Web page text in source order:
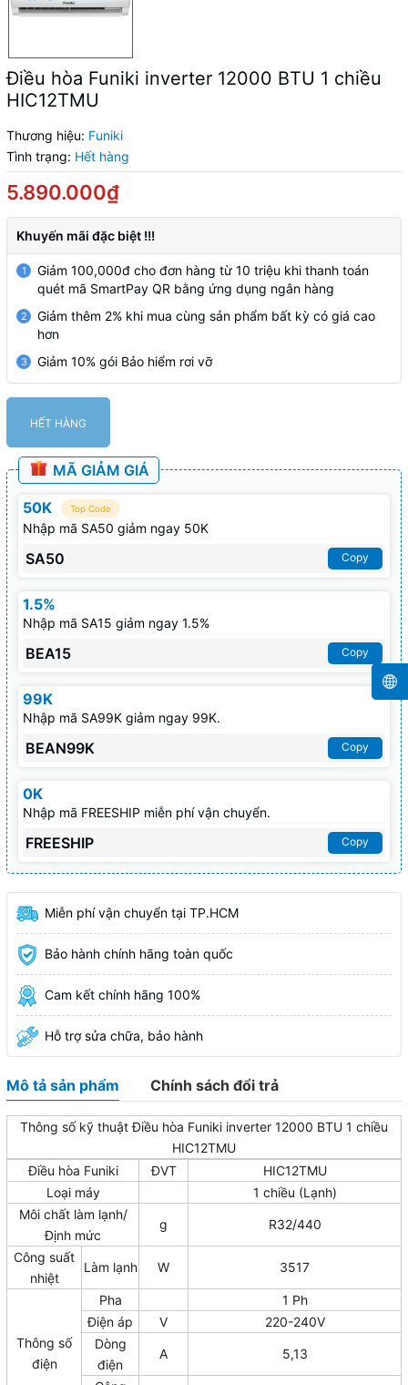
Điều hòa Funiki inverter 12000 BTU 1 chiều
HIC12TMU
Thương hiệu: Funiki
Tình trạng: Hết hàng
5.890.000₫
Khuyến mãi đặc biệt !!!
1
Giảm 100,000đ cho đơn hàng từ 10 triệu khi thanh toán
quét mã SmartPay QR bằng ứng dụng ngân hàng
2
Giảm thêm 2% khi mua cùng sản phẩm bất kỳ có giá cao
hơn
3 Giảm 10% gói Bảo hiểm rơi vỡ
HẾT HÀNG
MÃ GIẢM GIÁ
50K Top Code
Nhập mã SA50 giảm ngay 50K
SA50 Copy
1.5%
Nhập mã SA15 giảm ngay 1.5%
BEA15 Copy
99K
Nhập mã SA99K giảm ngay 99K.
BEAN99K Copy
0K
Nhập mã FREESHIP miễn phí vận chuyển.
FREESHIP Copy
Miễn phí vận chuyển tại TP.HCM
Bảo hành chính hãng toàn quốc
Cam kết chính hãng 100%
Hỗ trợ sửa chữa, bảo hành
Mô tả sản phẩm Chính sách đổi trả
Thông số kỹ thuật Điều hòa Funiki inverter 12000 BTU 1 chiều
HIC12TMU
Điều hòa Funiki
ĐVT
HIC12TMU
Loại máy
1 chiều (Lạnh)
Môi chất làm lạnh/
Định mức
g R32/440
Công suất
nhiệt
Làm lạnh W 3517
Thông số
điện
Pha
1 Ph
Điện áp
V
220-240V
Dòng
điện
A 5,13